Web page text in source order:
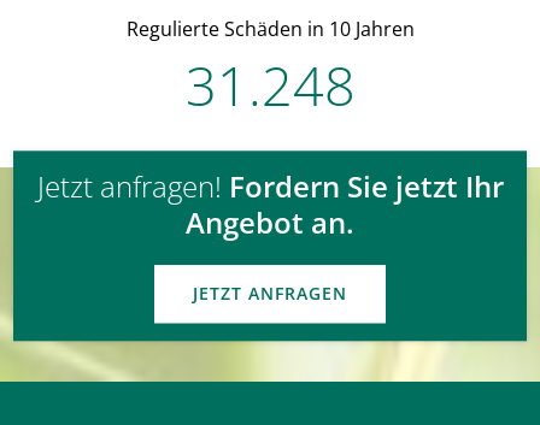
Regulierte Schäden in 10 Jahren
31.248
Jetzt anfragen! Fordern Sie jetzt Ihr
Angebot an.
JETZT ANFRAGEN